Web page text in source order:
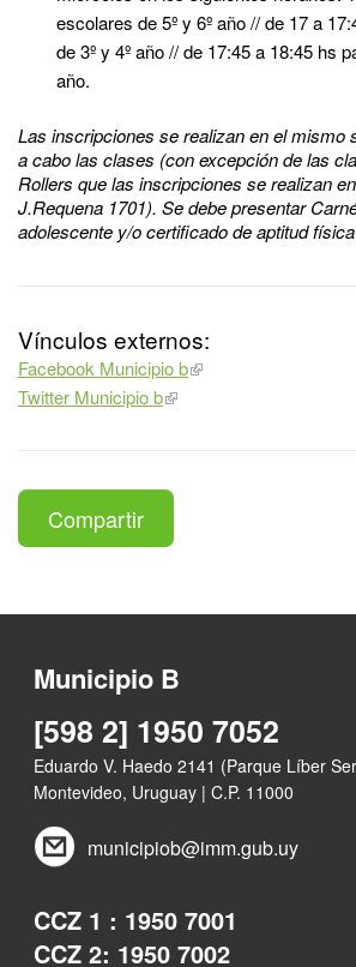
escolares de 5º y 6º año // de 17 a
de 3º y 4º año // de 17:45 a 18:45 hs
año.
Las inscripciones se realizan en el mismo
a cabo las clases (con excepción de las
Rollers que las inscripciones se realizan
J.Requena 1701). Se debe presentar
adolescente y/o certificado de aptitud
Vínculos externos:
Facebook Municipio b
Twitter Municipio b
Compartir
Municipio B
[598 2] 1950 7052
Eduardo V. Haedo 2141 (Parque Líber
Montevideo, Uruguay | C.P. 11000
municipiob@imm.gub.uy
CCZ 1 : 1950 7001
CCZ 2: 1950 7002